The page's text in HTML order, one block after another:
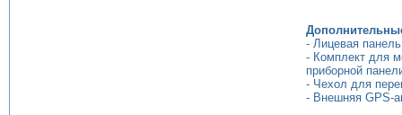
- Лицевая
- Комплект для
приборной
- Чехол для
- Внешняя GPS-